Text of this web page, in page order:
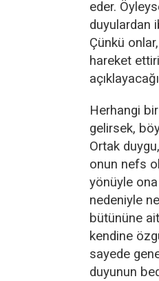
eder.
duyulardan
Çünkü
hareket
Herhangi
gelirsek,
Ortak
onun nefs
yönüyle
nedeniyle
bütününe
kendine
sayede
duyunun